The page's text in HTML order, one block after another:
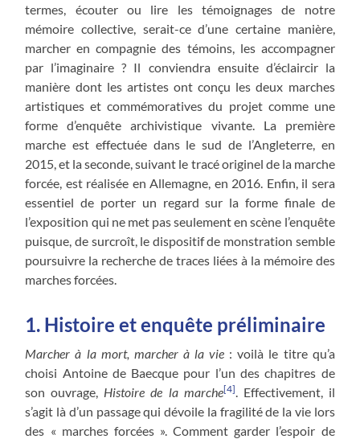
termes, écouter ou lire les témoignages de notre
mémoire collective, serait-ce d’une certaine manière,
marcher en compagnie des témoins, les accompagner
par l’imaginaire ? Il conviendra ensuite d’éclaircir la
manière dont les artistes ont conçu les deux marches
artistiques et commémoratives du projet comme une
forme d’enquête archivistique vivante. La première
marche est effectuée dans le sud de l’Angleterre, en
2015, et la seconde, suivant le tracé originel de la marche
forcée, est réalisée en Allemagne, en 2016. Enfin, il sera
essentiel de porter un regard sur la forme finale de
l’exposition qui ne met pas seulement en scène l’enquête
puisque, de surcroît, le dispositif de monstration semble
poursuivre la recherche de traces liées à la mémoire des
marches forcées.
1. Histoire et enquête préliminaire
Marcher à la mort, marcher à la vie : voilà le titre qu’a
choisi Antoine de Baecque pour l’un des chapitres de
son ouvrage, Histoire de la marche[4]
. Effectivement, il
s’agit là d’un passage qui dévoile la fragilité de la vie lors
des « marches forcées ». Comment garder l’espoir de